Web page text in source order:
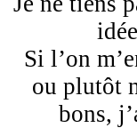
Si l’on
ou plutôt
bons,